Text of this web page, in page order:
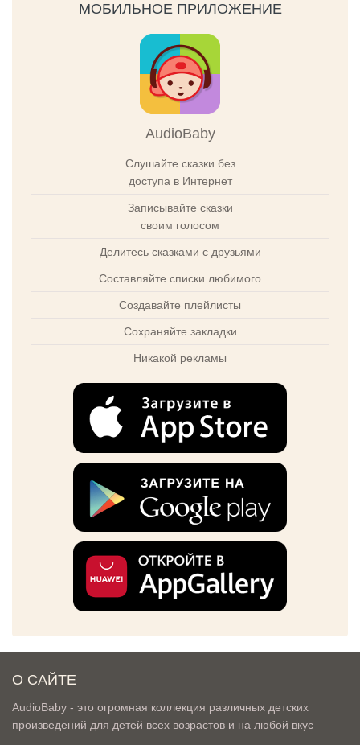
МОБИЛЬНОЕ ПРИЛОЖЕНИЕ
AudioBaby
Слушайте сказки без
доступа в Интернет
Записывайте сказки
своим голосом
Делитесь сказками с друзьями
Составляйте списки любимого
Создавайте плейлисты
Сохраняйте закладки
Никакой рекламы
О САЙТЕ
AudioBaby - это огромная коллекция различных детских
произведений для детей всех возрастов и на любой вкус